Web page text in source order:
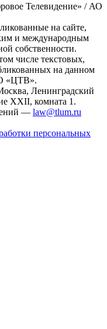
Телевидение» / АО
на сайте,
и международным
собственности.
числе текстовых,
на данном
«ЦТВ».
Ленинградский
XXII, комната 1.
— law@tlum.ru
персональных